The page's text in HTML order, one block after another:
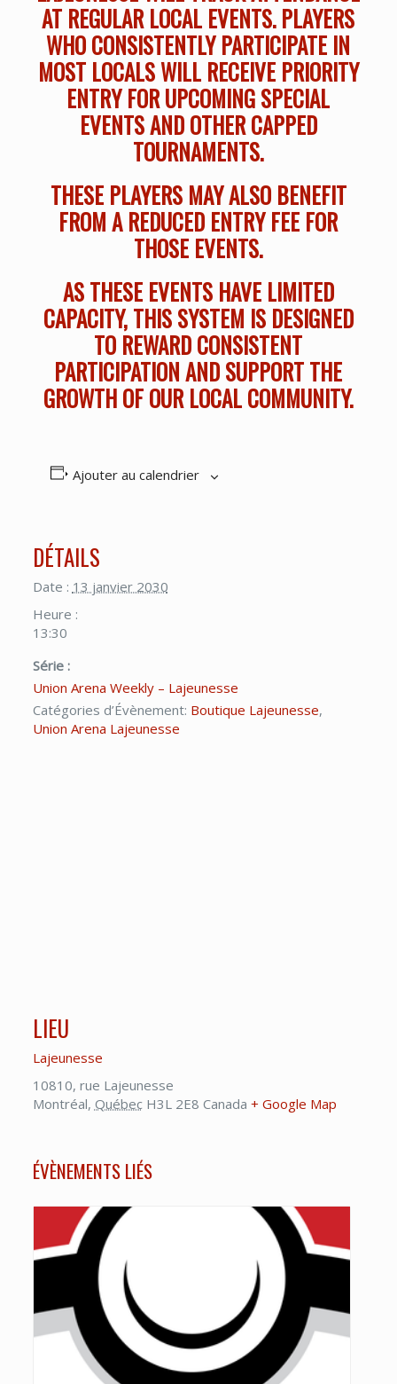
AT REGULAR LOCAL EVENTS. PLAYERS
WHO CONSISTENTLY PARTICIPATE IN
MOST LOCALS WILL RECEIVE PRIORITY
ENTRY FOR UPCOMING SPECIAL
EVENTS AND OTHER CAPPED
TOURNAMENTS.
THESE PLAYERS MAY ALSO BENEFIT
FROM A REDUCED ENTRY FEE FOR
THOSE EVENTS.
AS THESE EVENTS HAVE LIMITED
CAPACITY, THIS SYSTEM IS DESIGNED
TO REWARD CONSISTENT
PARTICIPATION AND SUPPORT THE
GROWTH OF OUR LOCAL COMMUNITY.
Ajouter au calendrier
DÉTAILS
Date : 13 janvier 2030
Heure :
13:30
Série :
Union Arena Weekly – Lajeunesse
Catégories d’Évènement: Boutique Lajeunesse,
Union Arena Lajeunesse
LIEU
Lajeunesse
10810, rue Lajeunesse
Montréal, Québec H3L 2E8 Canada + Google Map
ÉVÈNEMENTS LIÉS